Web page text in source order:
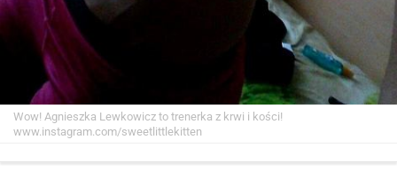
Wow! Agnieszka Lewkowicz to trenerka z krwi i kości!
www.instagram.com/sweetlittlekitten